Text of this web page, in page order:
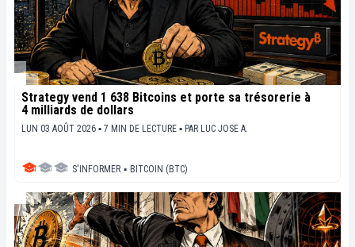
Strategy vend 1 638 Bitcoins et porte sa trésorerie à
4 milliards de dollars
LUN 03 AOÛT 2026 ▪ 7 MIN DE LECTURE ▪ PAR LUC JOSE A.
S'INFORMER ▪ BITCOIN (BTC)